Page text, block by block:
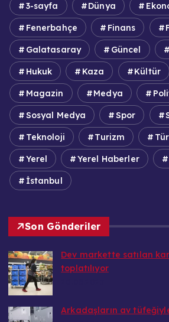
3-sayfa Dünya
Fenerbahçe Finans
Galatasaray Güncel
Hukuk Kaza Kültür
Magazin Medya
Sosyal Medya Spor
Teknoloji Turizm
Yerel Yerel Haberler
İstanbul
Son Gönderiler
Dev markette satılan
toplatılıyor
Arkadaşların av